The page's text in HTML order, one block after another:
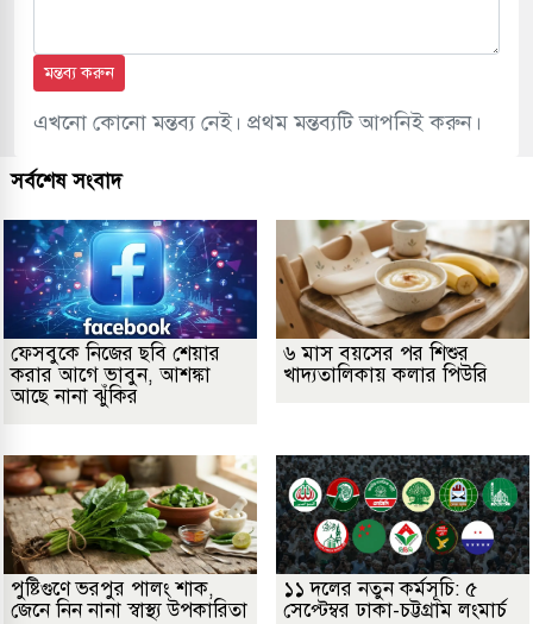
মন্তব্য করুন
এখনো কোনো মন্তব্য নেই। প্রথম মন্তব্যটি আপনিই করুন।
সর্বশেষ সংবাদ
ফেসবুকে নিজের ছবি শেয়ার
করার আগে ভাবুন, আশঙ্কা
আছে নানা ঝুঁকির
৬ মাস বয়সের পর শিশুর
খাদ্যতালিকায় কলার পিউরি
পুষ্টিগুণে ভরপুর পালং শাক,
জেনে নিন নানা স্বাস্থ্য উপকারিতা
১১ দলের নতুন কর্মসূচি: ৫
সেপ্টেম্বর ঢাকা-চট্টগ্রাম লংমার্চ